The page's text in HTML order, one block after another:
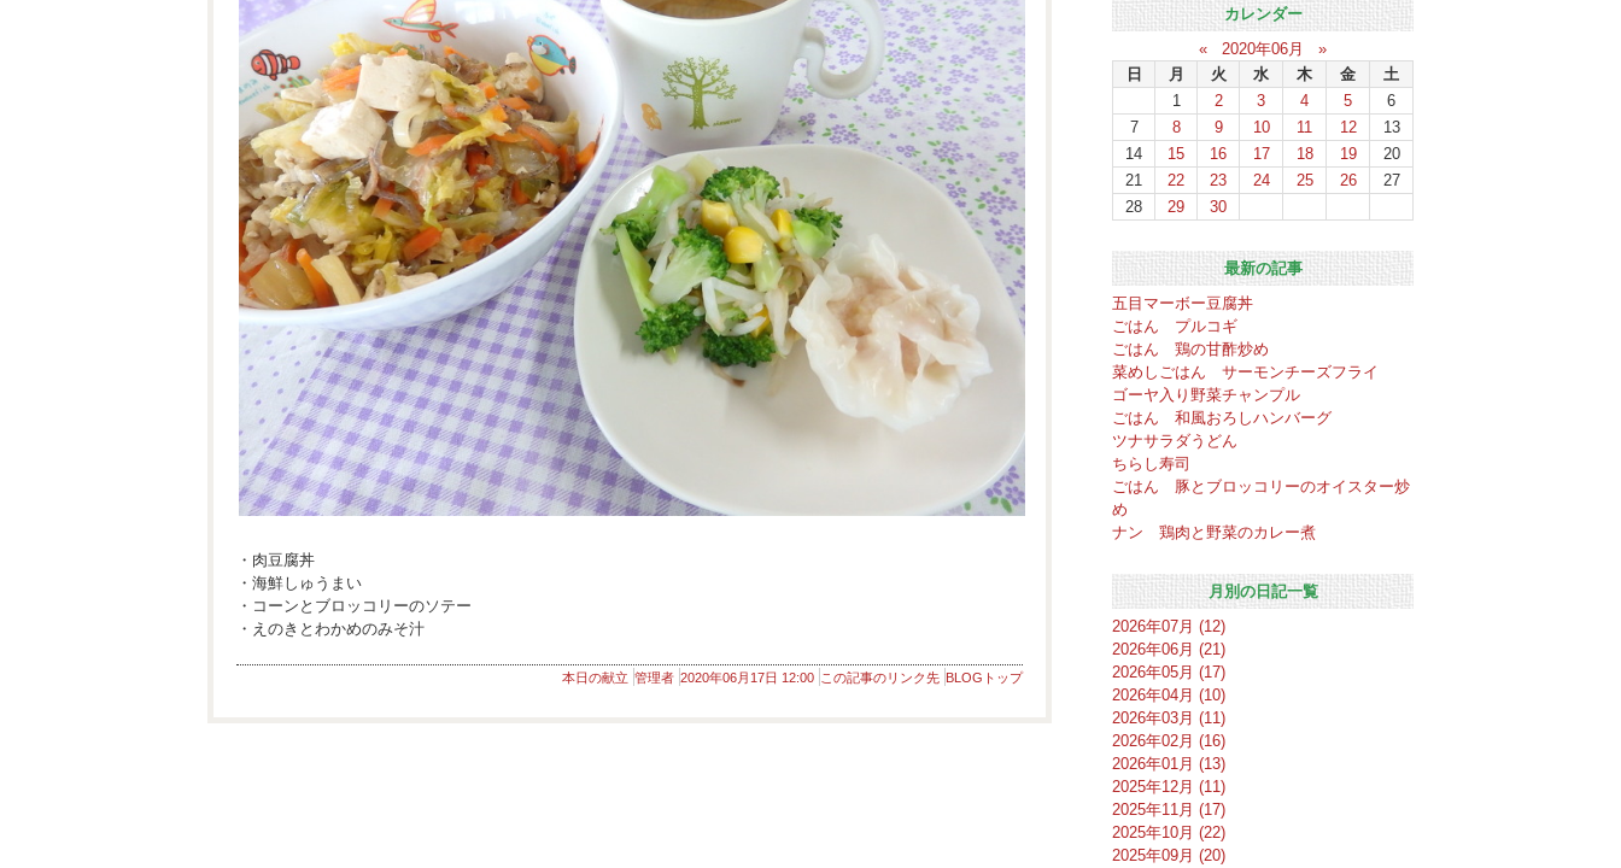
・肉豆腐丼
・海鮮しゅうまい
・コーンとブロッコリーのソテー
・えのきとわかめのみそ汁
本日の献立 管理者 2020年06月17日 12:00 この記事のリンク先 BLOGトップ
カレンダー
«
2020年06月
»
日
月 火 水 木 金
土
1
2 3 4 5
6
7
8 9 10 11 12
13
14
15 16 17 18 19
20
21
22 23 24 25 26
27
28
29 30
最新の記事
五目マーボー豆腐丼
ごはん プルコギ
ごはん 鶏の甘酢炒め
菜めしごはん サーモンチーズフライ
ゴーヤ入り野菜チャンプル
ごはん 和風おろしハンバーグ
ツナサラダうどん
ちらし寿司
ごはん 豚とブロッコリーのオイスター炒
め
ナン 鶏肉と野菜のカレー煮
月別の日記一覧
2026年07月 (12)
2026年06月 (21)
2026年05月 (17)
2026年04月 (10)
2026年03月 (11)
2026年02月 (16)
2026年01月 (13)
2025年12月 (11)
2025年11月 (17)
2025年10月 (22)
2025年09月 (20)